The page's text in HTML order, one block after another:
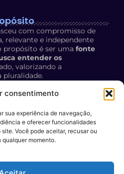
consentimento
sua experiência de navegação,
e oferecer funcionalidades
Você pode aceitar, recusar ou
momento.
com compromisso de
relevante e independente
propósito é ser uma fonte
entender os
valorizando a
pluralidade.
acesse aqui